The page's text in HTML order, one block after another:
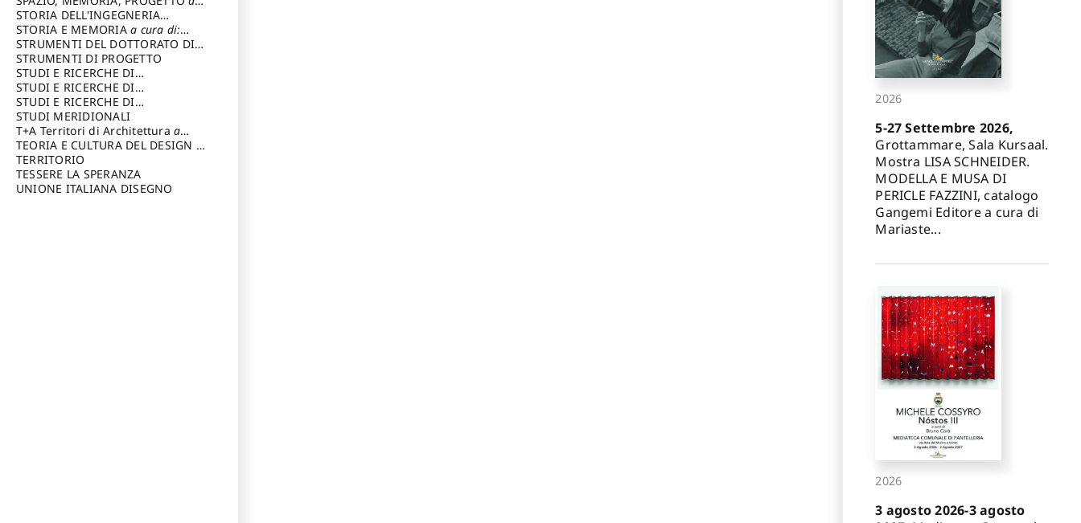
cura di: Rossi Massimo
STORIA DELL'INGEGNERIA
STRUTTURALE IN ITALIAa cura di:
Poretti Sergio
STORIA E MEMORIAa cura di:
Rossi Lauro
STRUMENTI DEL DOTTORATO DI
RICERCA IN RILIEVO E
RAPPRESENTAZIONE
DELL’ARCHITETTURA E
DELL’AMBIENTEa cura di: Migliari
Riccardo
STRUMENTI DI PROGETTO
STUDI E RICERCHE DI
ARCHEOLOGIA IN SICILIA
di: Pelagatti Paola
STUDI E RICERCHE DI
ARCHITETTURA del Dipartimento
di Architettura Università degli
Studi G. d' Annunzio
STUDI E RICERCHE DI
ARCHITETTURA del Dipartimento
di Architettura Università degli
Studi G. d' Annunzio, Chieti-
Pescaraa cura di: Fusero Paolo
STUDI MERIDIONALI
T+A Territori di Architetturaa
cura di: Ramazzotti Luigi
TEORIA E CULTURA DEL DESIGN a
cura di: Furlanis Giuseppe
TERRITORIO
TESSERE LA SPERANZA
UNIONE ITALIANA DISEGNO
2026
5-27 Settembre 2026,
Grottammare, Sala Kursaal.
Mostra LISA SCHNEIDER.
MODELLA E MUSA DI
PERICLE FAZZINI, catalogo
Gangemi Editore a cura di
Mariaste...
2026
3 agosto 2026-3 agosto